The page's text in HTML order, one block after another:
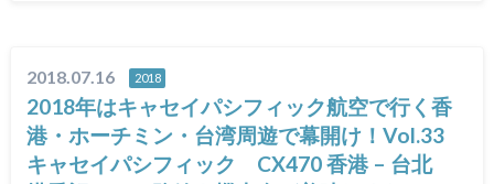
2018.07.16 2018
2018年はキャセイパシフィック航空で行く香
港・ホーチミン・台湾周遊で幕開け！Vol.33
キャセイパシフィック CX470 香港 – 台北